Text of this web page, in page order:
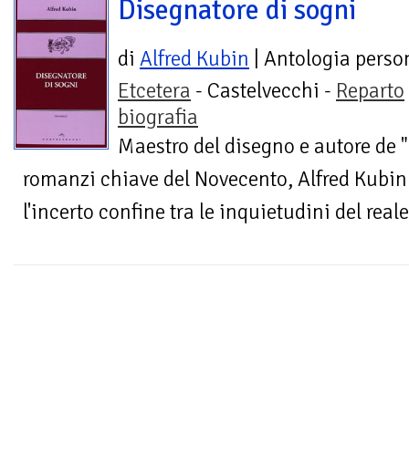
Disegnatore di sogni
di Alfred Kubin | Antologia
Etcetera - Castelvecchi - Reparto
biografia
Maestro del disegno e autore
romanzi chiave del Novecento, Alfred
l'incerto confine tra le inquietudini del